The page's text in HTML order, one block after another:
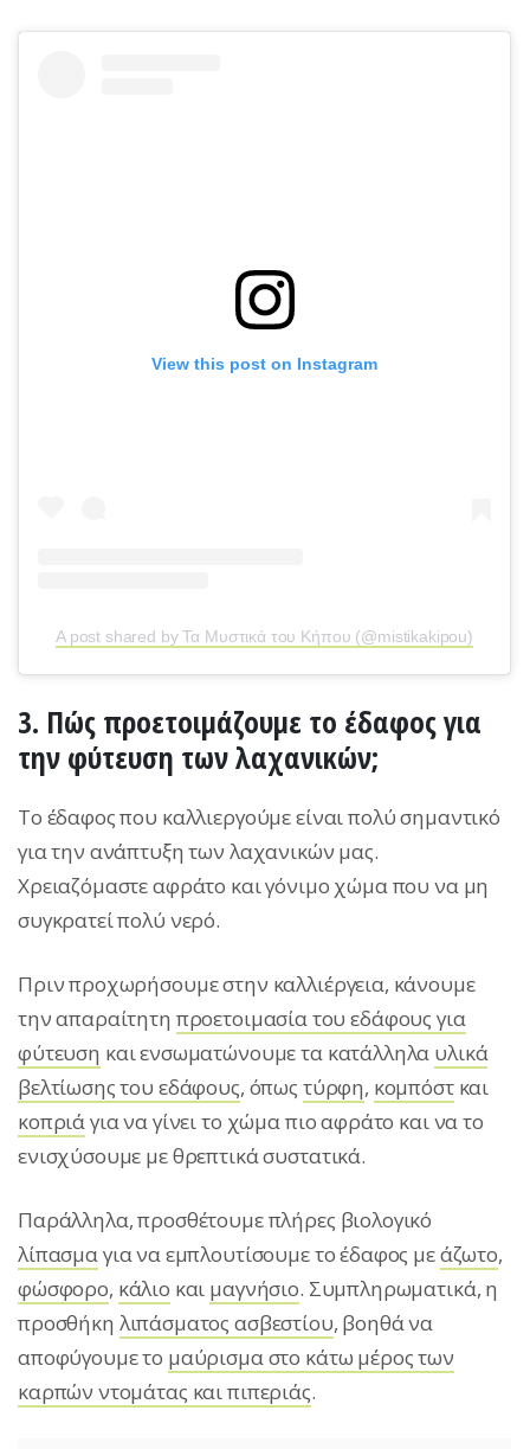
View this post on Instagram
A post shared by Τα Μυστικά του Κήπου (@mistikakipou)
3. Πώς προετοιμάζουμε το έδαφος για
την φύτευση των λαχανικών;
Το έδαφος που καλλιεργούμε είναι πολύ σημαντικό
για την ανάπτυξη των λαχανικών μας.
Χρειαζόμαστε αφράτο και γόνιμο χώμα που να μη
συγκρατεί πολύ νερό.
Πριν προχωρήσουμε στην καλλιέργεια, κάνουμε
την απαραίτητη προετοιμασία του εδάφους για
φύτευση και ενσωματώνουμε τα κατάλληλα υλικά
βελτίωσης του εδάφους, όπως τύρφη, κομπόστκαι
κοπριάγια να γίνει το χώμα πιο αφράτο και να το
ενισχύσουμε με θρεπτικά συστατικά.
Παράλληλα, προσθέτουμε πλήρες βιολογικό
λίπασμαγια να εμπλουτίσουμε το έδαφος μεάζωτο,
φώσφορο, κάλιο και μαγνήσιο. Συμπληρωματικά, η
προσθήκη λιπάσματος ασβεστίου, βοηθά να
αποφύγουμε το μαύρισμα στο κάτω μέρος των
καρπών ντομάτας και πιπεριάς.